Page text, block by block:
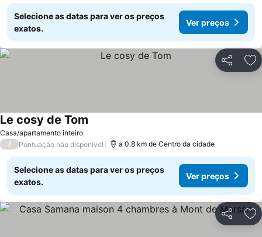
Selecione as datas para ver os preços
exatos.
Ver preços
Partilhar
Casa/apartamento inteiro
Le cosy de Tom
/ Pontuação não disponível a 0.8 km de Centro da cidade
Selecione as datas para ver os preços
exatos.
Ver preços
Partilhar